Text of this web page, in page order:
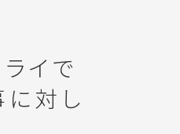
イで
に対し